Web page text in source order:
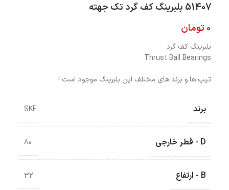
51407 بلبرینگ کف گرد تک جهته
0 تومان
بلبرینگ کف گرد
Thrust Ball Bearings
تیپ ها و برند های مختلف این بلبرینگ موجود است !
برند SKF
D - قطر خارجی 80
B - ارتفاع 32